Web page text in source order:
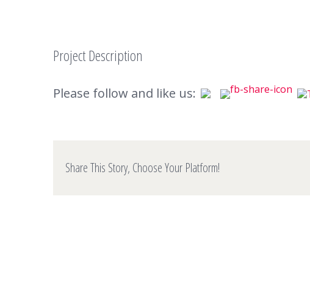
Project Description
Please follow and like us:
Share This Story, Choose Your Platform!